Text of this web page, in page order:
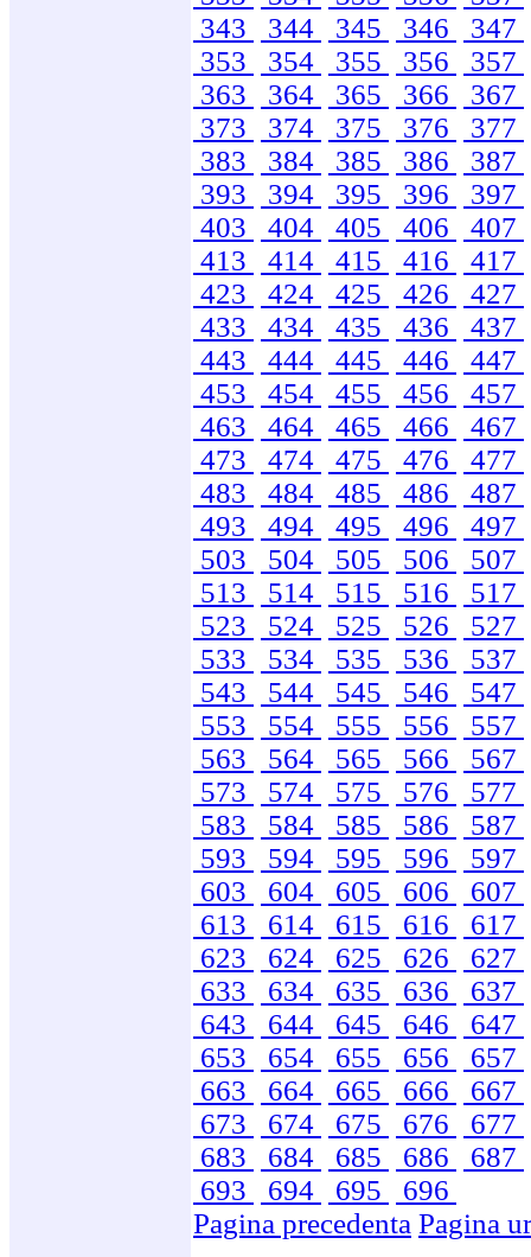
343
344 345 346
347
353
354 355 356
357
363
364 365 366
367
373
374 375 376
377
383
384 385 386
387
393
394 395 396
397
403
404 405 406
407
413
414 415 416
417
423
424 425 426
427
433
434 435 436
437
443
444 445 446
447
453
454 455 456
457
463
464 465 466
467
473
474 475 476
477
483
484 485 486
487
493
494 495 496
497
503
504 505 506
507
513
514 515 516
517
523
524 525 526
527
533
534 535 536
537
543
544 545 546
547
553
554 555 556
557
563
564 565 566
567
573
574 575 576
577
583
584 585 586
587
593
594 595 596
597
603
604 605 606
607
613
614 615 616
617
623
624 625 626
627
633
634 635 636
637
643
644 645 646
647
653
654 655 656
657
663
664 665 666
667
673
674 675 676
677
683
684 685 686
687
693
694 695
696
Pagina precedenta Pagina